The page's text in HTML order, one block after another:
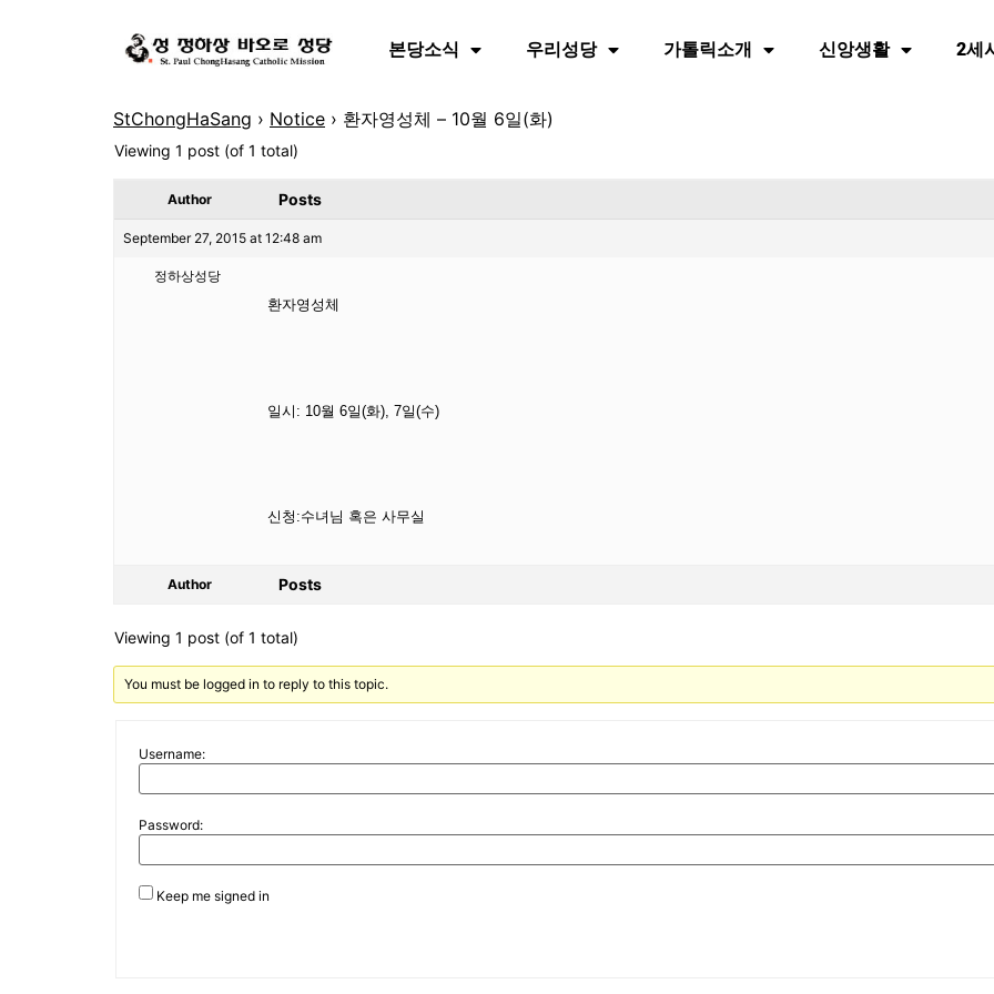
본당소식 우리성당 가톨릭소개 신앙생활 2세
StChongHaSang › Notice › 환자영성체 – 10월 6일(화)
Viewing 1 post (of 1 total)
Author Posts
September 27, 2015 at 12:48 am
정하상성당
환자영성체
일시: 10월 6일(화), 7일(수)
신청:수녀님 혹은 사무실
Author Posts
Viewing 1 post (of 1 total)
You must be logged in to reply to this topic.
Username:
Password:
Keep me signed in